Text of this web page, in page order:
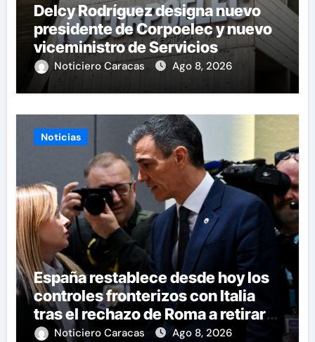
Delcy Rodríguez designa nuevo
presidente de Corpoelec y nuevo
viceministro de Servicios
Eléctricos
Noticiero Caracas Ago 8, 2026
Noticias
España restablece desde hoy los
controles fronterizos con Italia
tras el rechazo de Roma a retirar
las restricciones
Noticiero Caracas Ago 8, 2026